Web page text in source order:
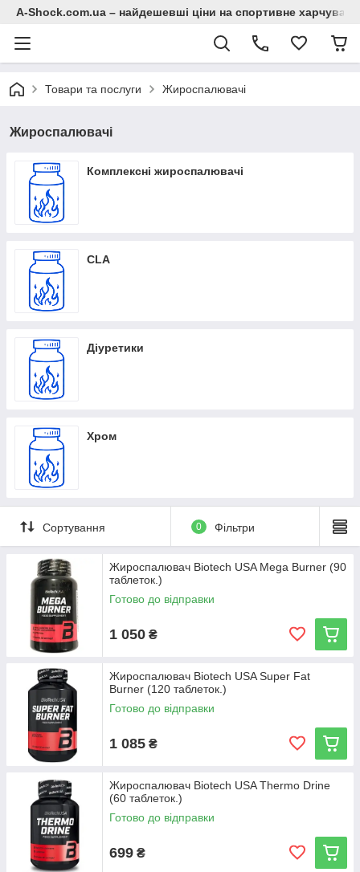
A-Shock.com.ua – найдешевші ціни на спортивне
Товари та послуги Жироспалювачі
Жироспалювачі
Комплексні жироспалювачі
CLA
Діуретики
Хром
Сортування 0 Фільтри
Жироспалювач Biotech USA Mega Burner (90
таблеток.)
Готово до відправки
1 050 ₴
Жироспалювач Biotech USA Super Fat
Burner (120 таблеток.)
Готово до відправки
1 085 ₴
Жироспалювач Biotech USA Thermo Drine
(60 таблеток.)
Готово до відправки
699 ₴